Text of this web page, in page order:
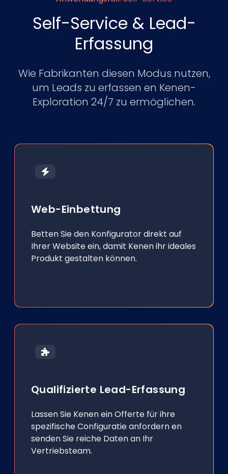
Self-Service & Lead-
Erfassung
Wie Fabrikanten diesen Modus nutzen,
um Leads zu erfassen en Kenen-
Exploration 24/7 zu ermöglichen.
Web-Einbettung
Betten Sie den Konfigurator direkt auf
Ihrer Website ein, damit Kenen ihr ideales
Produkt gestalten können.
Qualifizierte Lead-Erfassung
Lassen Sie Kenen ein Offerte für ihre
spezifische Configuratie anfordern en
senden Sie reiche Daten an Ihr
Vertriebsteam.